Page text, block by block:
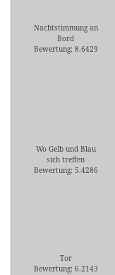
Nachtstimmung an
Bord
Bewertung: 8.6429
Wo Gelb und Blau
sich treffen
Bewertung: 5.4286
Tor
Bewertung: 6.2143